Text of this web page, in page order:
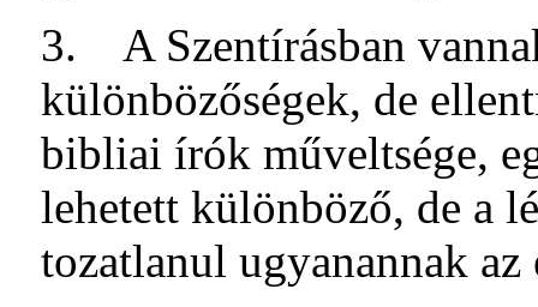
3. A Szentírásban
különbözőségek, de
bibliai írók műveltsége,
lehetett különböző, de a
tozat­lanul ugyanannak